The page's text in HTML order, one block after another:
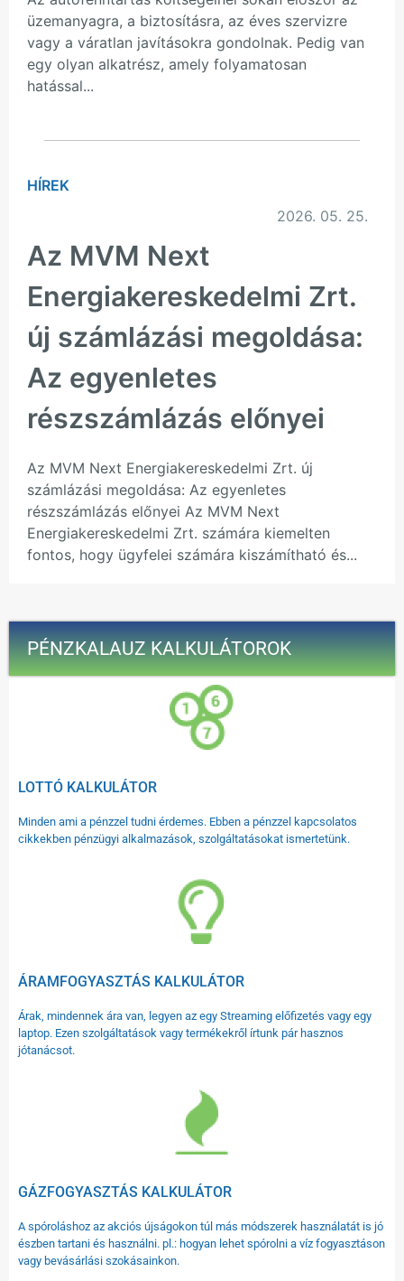
üzemanyagra, a biztosításra, az éves szervizre
vagy a váratlan javításokra gondolnak. Pedig van
egy olyan alkatrész, amely folyamatosan
hatással...
HÍREK
2026. 05. 25.
Az MVM Next
Energiakereskedelmi Zrt.
új számlázási megoldása:
Az egyenletes
részszámlázás előnyei
Az MVM Next Energiakereskedelmi Zrt. új
számlázási megoldása: Az egyenletes
részszámlázás előnyei Az MVM Next
Energiakereskedelmi Zrt. számára kiemelten
fontos, hogy ügyfelei számára kiszámítható és...
PÉNZKALAUZ KALKULÁTOROK
LOTTÓ KALKULÁTOR
Minden ami a pénzzel tudni érdemes. Ebben a pénzzel kapcsolatos
cikkekben pénzügyi alkalmazások, szolgáltatásokat ismertetünk.
ÁRAMFOGYASZTÁS KALKULÁTOR
Árak, mindennek ára van, legyen az egy Streaming előfizetés vagy egy
laptop. Ezen szolgáltatások vagy termékekről írtunk pár hasznos
jótanácsot.
GÁZFOGYASZTÁS KALKULÁTOR
A spóroláshoz az akciós újságokon túl más módszerek használatát is jó
észben tartani és használni. pl.: hogyan lehet spórolni a víz fogyasztáson
vagy bevásárlási szokásainkon.